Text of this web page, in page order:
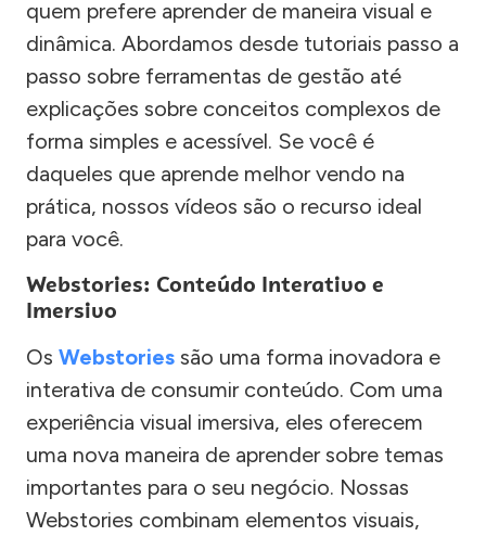
quem prefere aprender de maneira visual e
dinâmica. Abordamos desde tutoriais passo a
passo sobre ferramentas de gestão até
explicações sobre conceitos complexos de
forma simples e acessível. Se você é
daqueles que aprende melhor vendo na
prática, nossos vídeos são o recurso ideal
para você.
Webstories: Conteúdo Interativo e
Imersivo
Os Webstories são uma forma inovadora e
interativa de consumir conteúdo. Com uma
experiência visual imersiva, eles oferecem
uma nova maneira de aprender sobre temas
importantes para o seu negócio. Nossas
Webstories combinam elementos visuais,